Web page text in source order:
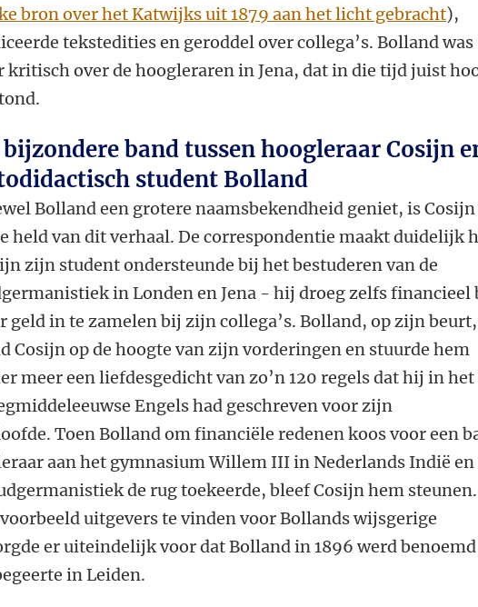
bron over het Katwijks uit 1879 aan het licht gebracht),
tekstedities en geroddel over collega’s. Bolland was
kritisch over de hoogleraren in Jena, dat in die tijd juist
bijzondere band tussen hoogleraar Cosijn
student Bolland
Bolland een grotere naamsbekendheid geniet, is Cosijn
held van dit verhaal. De correspondentie maakt duidelijk
zijn student ondersteunde bij het bestuderen van de
in Londen en Jena - hij droeg zelfs financieel
geld in te zamelen bij zijn collega’s. Bolland, op zijn beurt,
Cosijn op de hoogte van zijn vorderingen en stuurde hem
meer een liefdesgedicht van zo’n 120 regels dat hij in het
Engels had geschreven voor zijn
Toen Bolland om financiële redenen koos voor een
aan het gymnasium Willem III in Nederlands Indië en
de rug toekeerde, bleef Cosijn hem steunen.
uitgevers te vinden voor Bollands wijsgerige
er uiteindelijk voor dat Bolland in 1896 werd
in Leiden.